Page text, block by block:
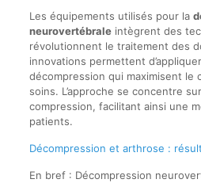
Les équipements utilisés pour la
neurovertébraleintègrent des
révolutionnent le traitement des
innovations permettent
décompression qui maximisent le
soins. L’approche se concentre
compression, facilitant ainsi une
patients.
Décompression et arthrose :
En bref : Décompression